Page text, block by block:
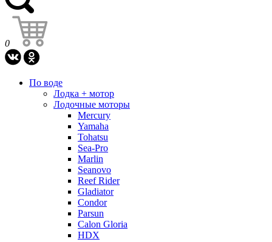
0
По воде
Лодка + мотор
Лодочные моторы
Mercury
Yamaha
Tohatsu
Sea-Pro
Marlin
Seanovo
Reef Rider
Gladiator
Condor
Parsun
Calon Gloria
HDX